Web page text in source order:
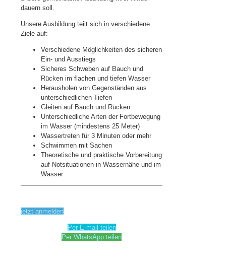
dauern soll.
Unsere Ausbildung teilt sich in verschiedene
Ziele auf:
Verschiedene Möglichkeiten des sicheren
Ein- und Ausstiegs
Sicheres Schweben auf Bauch und
Rücken im flachen und tiefen Wasser
Herausholen von Gegenständen aus
unterschiedlichen Tiefen
Gleiten auf Bauch und Rücken
Unterschiedliche Arten der Fortbewegung
im Wasser (mindestens 25 Meter)
Wassertreten für 3 Minuten oder mehr
Schwimmen mit Sachen
Theoretische und praktische Vorbereitung
auf Notsituationen in Wassernähe und im
Wasser
jetzt anmelden
Per E-mail teilen
Per WhatsApp teilen